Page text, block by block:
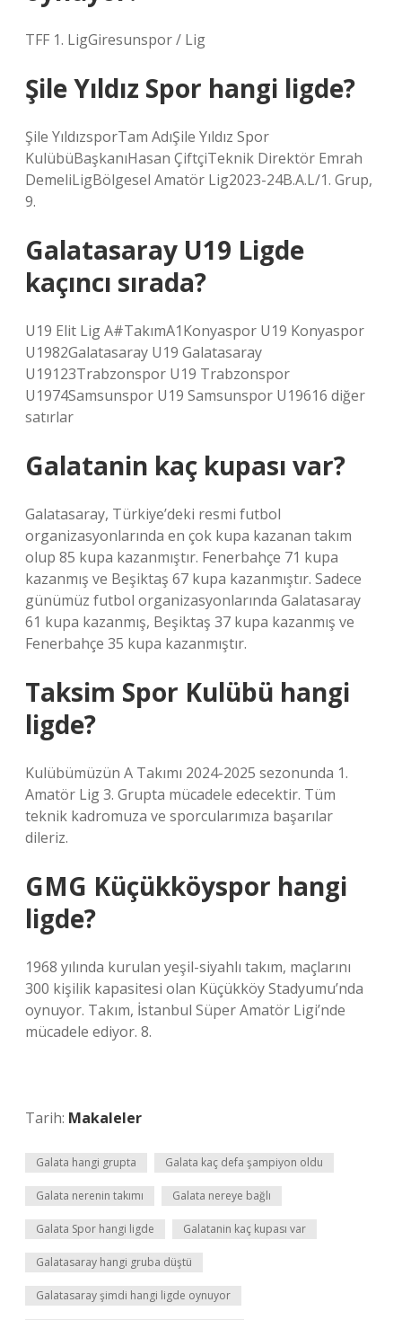
TFF 1. LigGiresunspor / Lig
Şile Yıldız Spor hangi ligde?
Şile YıldızsporTam AdıŞile Yıldız Spor
KulübüBaşkanıHasan ÇiftçiTeknik Direktör Emrah
DemeliLigBölgesel Amatör Lig2023-24B.A.L/1. Grup,
9.
Galatasaray U19 Ligde
kaçıncı sırada?
U19 Elit Lig A#TakımA1Konyaspor U19 Konyaspor
U1982Galatasaray U19 Galatasaray
U19123Trabzonspor U19 Trabzonspor
U1974Samsunspor U19 Samsunspor U19616 diğer
satırlar
Galatanin kaç kupası var?
Galatasaray, Türkiye’deki resmi futbol
organizasyonlarında en çok kupa kazanan takım
olup 85 kupa kazanmıştır. Fenerbahçe 71 kupa
kazanmış ve Beşiktaş 67 kupa kazanmıştır. Sadece
günümüz futbol organizasyonlarında Galatasaray
61 kupa kazanmış, Beşiktaş 37 kupa kazanmış ve
Fenerbahçe 35 kupa kazanmıştır.
Taksim Spor Kulübü hangi
ligde?
Kulübümüzün A Takımı 2024-2025 sezonunda 1.
Amatör Lig 3. Grupta mücadele edecektir. Tüm
teknik kadromuza ve sporcularımıza başarılar
dileriz.
GMG Küçükköyspor hangi
ligde?
1968 yılında kurulan yeşil-siyahlı takım, maçlarını
300 kişilik kapasitesi olan Küçükköy Stadyumu’nda
oynuyor. Takım, İstanbul Süper Amatör Ligi’nde
mücadele ediyor. 8.
Tarih: Makaleler
Galata hangi grupta Galata kaç defa şampiyon oldu
Galata nerenin takımı Galata nereye bağlı
Galata Spor hangi ligde Galatanin kaç kupası var
Galatasaray hangi gruba düştü
Galatasaray şimdi hangi ligde oynuyor